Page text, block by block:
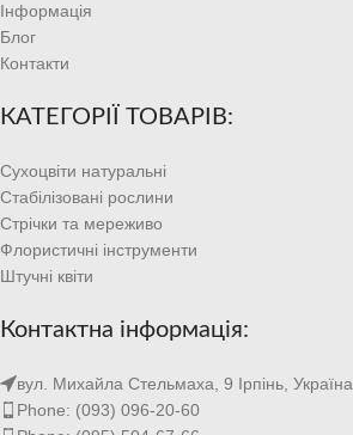
Інформація
Блог
Контакти
КАТЕГОРІЇ ТОВАРІВ:
Сухоцвіти натуральні
Стабілізовані рослини
Стрічки та мереживо
Флористичні інструменти
Штучні квіти
Контактна інформація:
вул. Михайла Стельмаха, 9 Ірпінь, Україна
Phone: (093) 096-20-60